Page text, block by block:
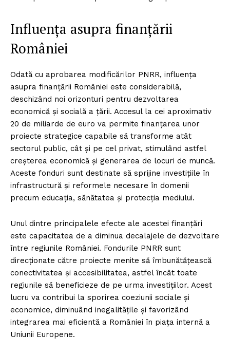
Influența asupra finanțării
României
Odată cu aprobarea modificărilor PNRR, influența
asupra finanțării României este considerabilă,
deschizând noi orizonturi pentru dezvoltarea
economică și socială a țării. Accesul la cei aproximativ
20 de miliarde de euro va permite finanțarea unor
proiecte strategice capabile să transforme atât
sectorul public, cât și pe cel privat, stimulând astfel
creșterea economică și generarea de locuri de muncă.
Aceste fonduri sunt destinate să sprijine investițiile în
infrastructură și reformele necesare în domenii
precum educația, sănătatea și protecția mediului.
Unul dintre principalele efecte ale acestei finanțări
este capacitatea de a diminua decalajele de dezvoltare
între regiunile României. Fondurile PNRR sunt
direcționate către proiecte menite să îmbunătățească
conectivitatea și accesibilitatea, astfel încât toate
regiunile să beneficieze de pe urma investițiilor. Acest
lucru va contribui la sporirea coeziunii sociale și
economice, diminuând inegalitățile și favorizând
integrarea mai eficientă a României în piața internă a
Uniunii Europene.